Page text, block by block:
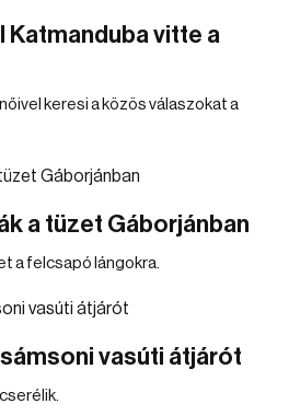
Katmanduba vitte a
keresi a közös válaszokat a
a tüzet Gáborjánban
a felcsapó lángokra.
vasúti átjárót